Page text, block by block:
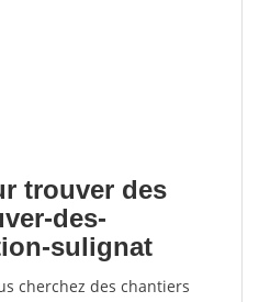
trouver des
des-
sulignat
cherchez des chantiers